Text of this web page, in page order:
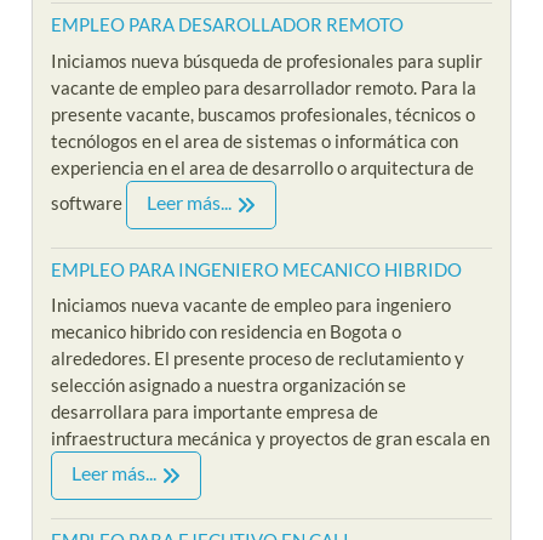
EMPLEO PARA DESAROLLADOR REMOTO
Iniciamos nueva búsqueda de profesionales para suplir
vacante de empleo para desarrollador remoto. Para la
presente vacante, buscamos profesionales, técnicos o
tecnólogos en el area de sistemas o informática con
experiencia en el area de desarrollo o arquitectura de
software
Leer más...
EMPLEO PARA INGENIERO MECANICO HIBRIDO
Iniciamos nueva vacante de empleo para ingeniero
mecanico hibrido con residencia en Bogota o
alrededores. El presente proceso de reclutamiento y
selección asignado a nuestra organización se
desarrollara para importante empresa de
infraestructura mecánica y proyectos de gran escala en
Leer más...